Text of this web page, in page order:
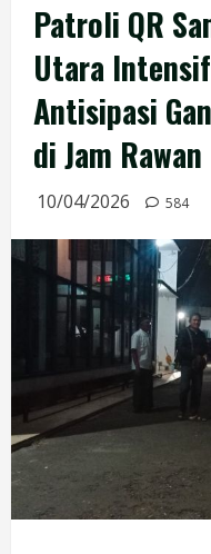
Patroli QR
Utara
Antisipasi
di Jam Rawan
10/04/2026 584